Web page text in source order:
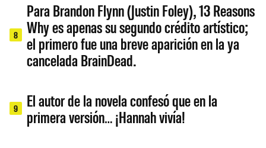
8
Para Brandon Flynn (Justin Foley), 13 Reasons
Why es apenas su segundo crédito artístico;
el primero fue una breve aparición en la ya
cancelada BrainDead.
9
El autor de la novela confesó que en la
primera versión… ¡Hannah vivía!